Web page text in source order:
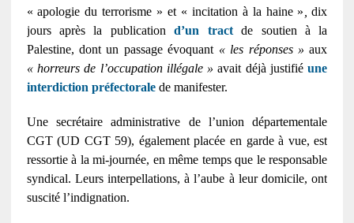
« apologie du terrorisme » et « incitation à la haine » ,dix
jours après la publicationd’un tractde soutien à la
Palestine, dont un passage évoquant « les réponses » aux
« horreurs de l’occupation illégale »avait déjà justifiéune
interdiction préfectoralede manifester.
Une secrétaire administrative de l’union départementale
CGT (UD CGT 59), également placée en garde à vue, est
ressortie à la mi-journée, en même temps que le responsable
syndical. Leurs interpellations, à l’aube à leur domicile, ont
suscité l’indignation.